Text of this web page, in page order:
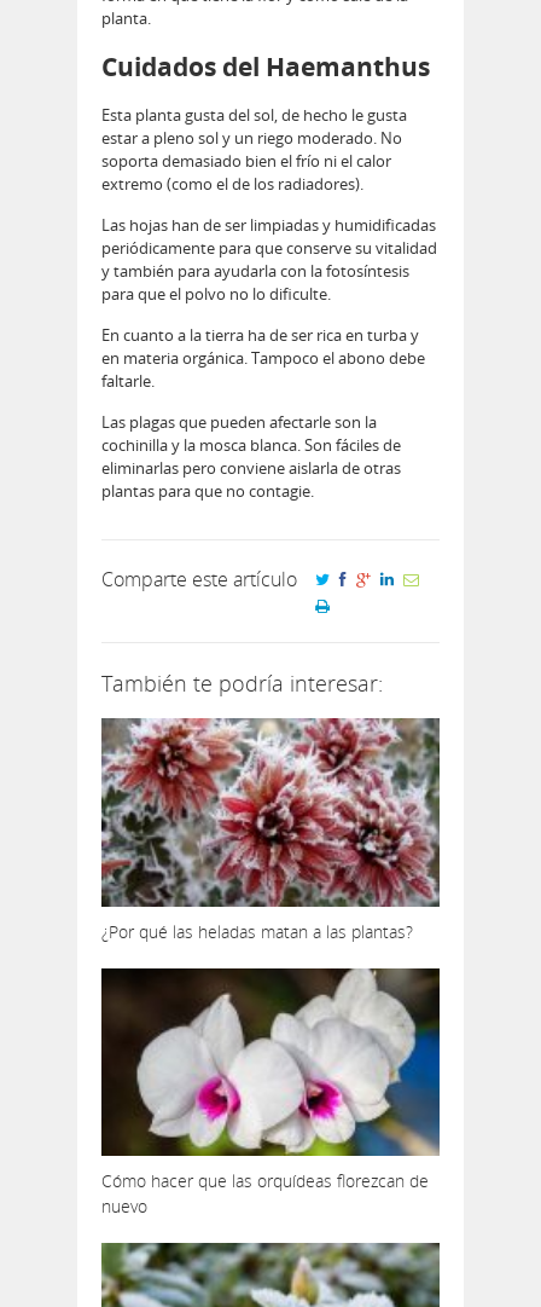
planta.
Cuidados del Haemanthus
Esta planta gusta del sol, de hecho le gusta
estar a pleno sol y un riego moderado. No
soporta demasiado bien el frío ni el calor
extremo (como el de los radiadores).
Las hojas han de ser limpiadas y humidificadas
periódicamente para que conserve su vitalidad
y también para ayudarla con la fotosíntesis
para que el polvo no lo dificulte.
En cuanto a la tierra ha de ser rica en turba y
en materia orgánica. Tampoco el abono debe
faltarle.
Las plagas que pueden afectarle son la
cochinilla y la mosca blanca. Son fáciles de
eliminarlas pero conviene aislarla de otras
plantas para que no contagie.
Comparte este artículo
También te podría interesar:
¿Por qué las heladas matan a las plantas?
Cómo hacer que las orquídeas florezcan de
nuevo